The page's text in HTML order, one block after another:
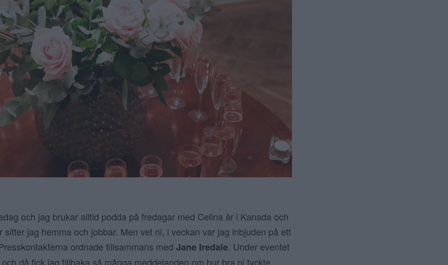
och jag brukar alltid podda på fredagar med Celina är i Kanada och
sitter jag hemma och jobbar. Men vet ni, i veckan var jag inbjuden på ett
ordnade tillsammans med Jane Iredale. Under eventet
då fick jag tillbaka så många meddelanden om hur bra ni tyckte